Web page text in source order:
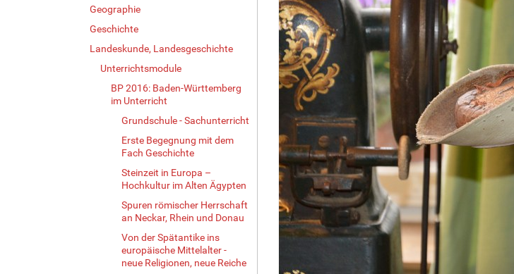
Geographie
Geschichte
Landeskunde, Landesgeschichte
Unterrichtsmodule
BP 2016: Baden-Württemberg
im Unterricht
Grundschule - Sachunterricht
Erste Begegnung mit dem
Fach Geschichte
Steinzeit in Europa –
Hochkultur im Alten Ägypten
Spuren römischer Herrschaft
an Neckar, Rhein und Donau
Von der Spätantike ins
europäische Mittelalter -
neue Religionen, neue Reiche